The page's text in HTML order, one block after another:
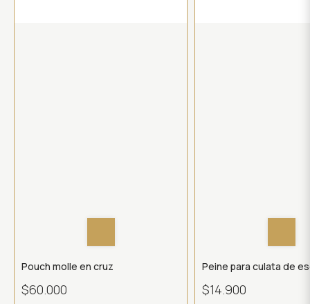
Pouch molle en cruz
$60.000
Peine para culata de
$14.900